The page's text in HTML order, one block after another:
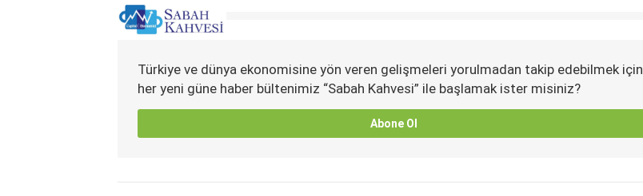
Türkiye ve dünya ekonomisine yön veren gelişmeleri yorulmadan takip edebilmek için
her yeni güne haber bültenimiz “Sabah Kahvesi” ile başlamak ister misiniz?
Abone Ol